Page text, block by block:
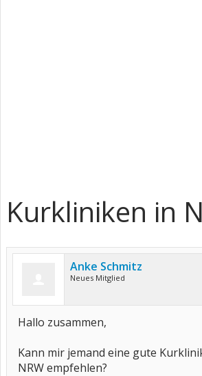
Kurkliniken in
Anke Schmitz
Neues Mitglied
Hallo zusammen,
Kann mir jemand eine gute
NRW empfehlen?